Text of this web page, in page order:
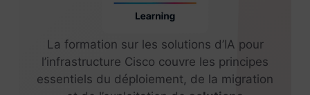
La formation sur les solutions d’IA pour
l’infrastructure Cisco couvre les principes
essentiels du déploiement, de la migration